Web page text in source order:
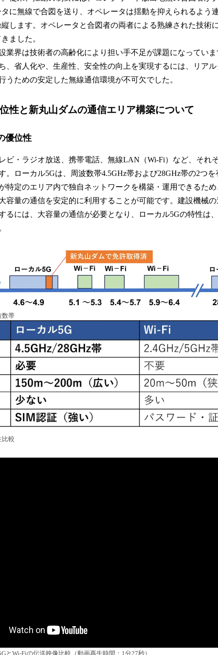
に無線で合図を送り、オペレータは揺動を抑えられるよう
します。オペレータと合図者の両者による熟練された技術
ました。
界は技術者の高齢化により担い手不足が課題になっていま
、省人化や、生産性、安全性の向上を実現するには、リア
うための安定した無線通信環境が不可欠でした。
性と新丸山ダムの通信エリア構築について
優位性
・ラジオ放送、携帯電話、無線LAN（Wi-Fi）など、それ
。ローカル5Gは、周波数帯4.5GHz帯および28GHz帯の2つ
特定のエリア内で独自ネットワークを構築・運用できるた
容量の通信を安定的に利用することが可能です。建設機械
るには、大容量の通信が必要となり、ローカル5Gの特性は
数帯
比較
とWi-Fiの伝送映像比較（動画再生時間：1分27秒）